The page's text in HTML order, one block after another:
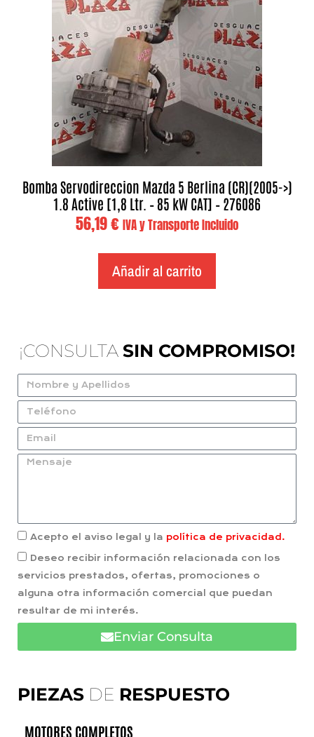
Bomba Servodireccion Mazda 5 Berlina (CR)(2005->)
1.8 Active [1,8 Ltr. – 85 kW CAT] – 276086
56,19€ IVA y Transporte Incluido
Añadir al carrito
PIEZAS DE RESPUESTO
MOTORES COMPLETOS
¡CONSULTA SIN COMPROMISO!
Acepto el aviso legal y la política de privacidad.
Deseo recibir información relacionada con los
servicios prestados, ofertas, promociones o
alguna otra información comercial que puedan
resultar de mi interés.
Enviar Consulta